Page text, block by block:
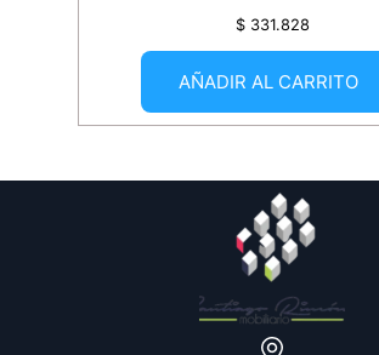
$331.828
AÑADIR AL CARRITO